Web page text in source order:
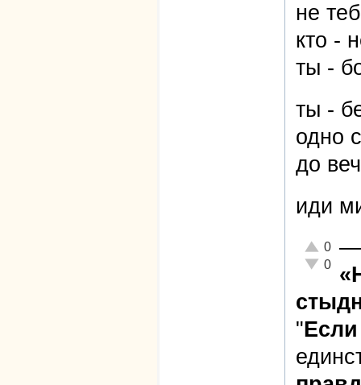
не
кто -
ты -
ты -
одно
до
иди
Отлично!
0
0
—
"